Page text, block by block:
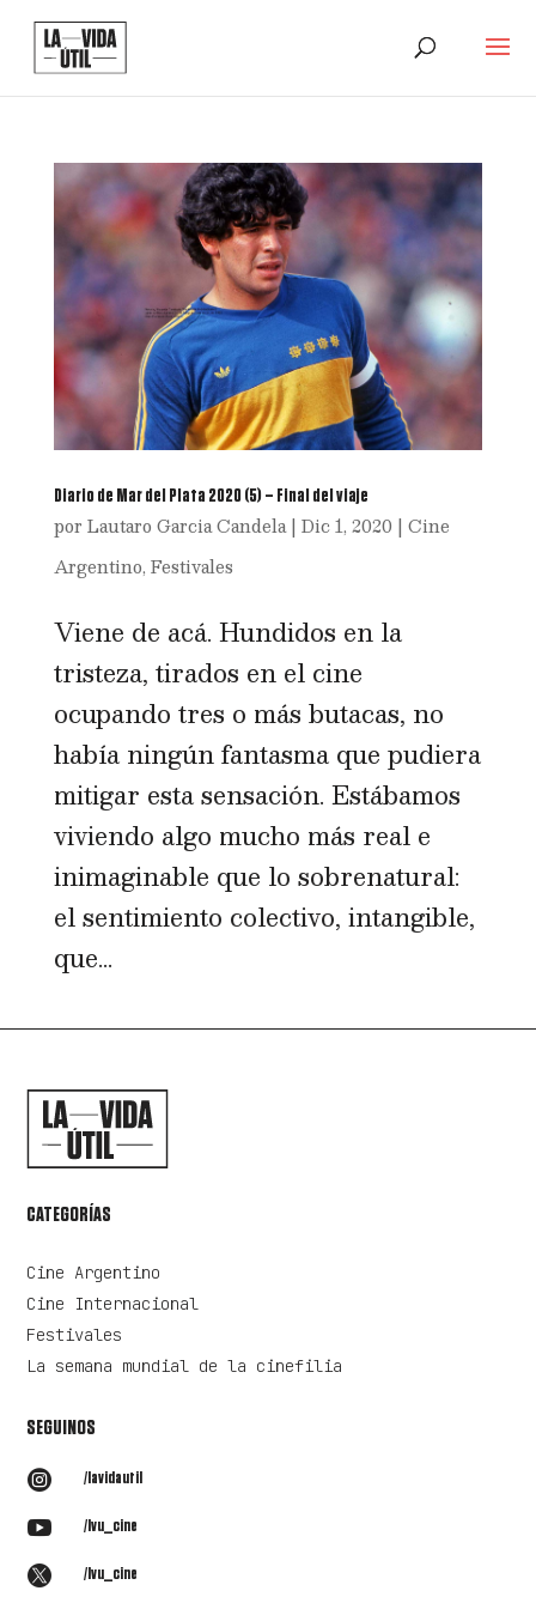
Diario de Mar del Plata 2020 (5) – Final del viaje
por Lautaro Garcia Candela| Dic 1, 2020 | Cine
Argentino, Festivales
Viene de acá. Hundidos en la
tristeza, tirados en el cine
ocupando tres o más butacas, no
había ningún fantasma que pudiera
mitigar esta sensación. Estábamos
viviendo algo mucho más real e
inimaginable que lo sobrenatural:
el sentimiento colectivo, intangible,
que...
CATEGORÍAS
Cine Argentino
Cine Internacional
Festivales
La semana mundial de la cinefilia
SEGUINOS
 /lavidautil
 /lvu_cine
 /lvu_cine